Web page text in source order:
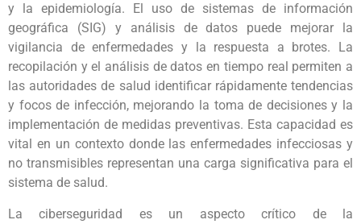
y la epidemiología. El uso de sistemas de información
geográfica (SIG) y análisis de datos puede mejorar la
vigilancia de enfermedades y la respuesta a brotes. La
recopilación y el análisis de datos en tiempo real permiten a
las autoridades de salud identificar rápidamente tendencias
y focos de infección, mejorando la toma de decisiones y la
implementación de medidas preventivas. Esta capacidad es
vital en un contexto donde las enfermedades infecciosas y
no transmisibles representan una carga significativa para el
sistema de salud.
La ciberseguridad es un aspecto crítico de la